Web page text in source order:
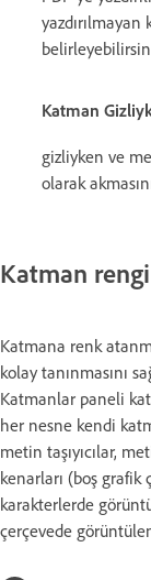
yazdırılmayan
Katman
gizliyken ve
olarak
Katman
Katmana renk
kolay tanınmasını
Katmanlar paneli
her nesne kendi
metin taşıyıcılar,
kenarları (boş
karakterlerde
çerçevede